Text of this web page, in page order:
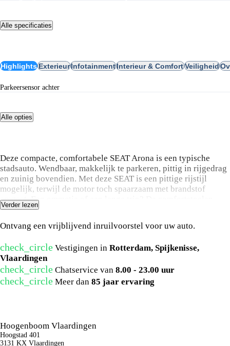
Alle specificaties
HighlightsExterieurInfotainmentInterieur & ComfortVeiligheid
parkeersensor achter
Alle opties
Deze compacte, comfortabele SEAT Arona is een typische
stadsauto. Wendbaar, makkelijk te parkeren, pittig in rijgedrag
en zuinig bovendien. Met deze SEAT is een pittige rijstijl
mogelijk, terwijl de motor toch spaarzaam met brandstof
omgaat. Een ommetje of een lange trip? De comfortstoelen
zorgen elke keer voor een goede zithouding! Bij de uitrusting
LED koplampen en in delen neerklapbare achterbank.
Het digitale dashboard is een perfecte bijrijder. Alles
benodigde informatie is permanent zichtbaar of opvraagbaar.
Ingebouwde spraakbediening maakt het mogelijk om de auto
te bedienen zonder dat uw aandacht wordt afgeleid. Via uw
De meeste schade bij inparkeren komt van een randje of
paaltje dat u even niet zag. Maar de parkeersensoren zien alles
en waarschuwen op tijd. Ook cruise control, airconditioning,
Verder lezen
Ontvang een vrijblijvend inruilvoorstel voor uw auto.
check_circle Vestigingen in Rotterdam, Spijkenisse,
Vlaardingen
check_circle Chatservice van 8.00 - 23.00 uur
check_circle Meer dan 85 jaar ervaring
Hoogenboom Vlaardingen
Hoogstad 401
3131 KX Vlaardingen